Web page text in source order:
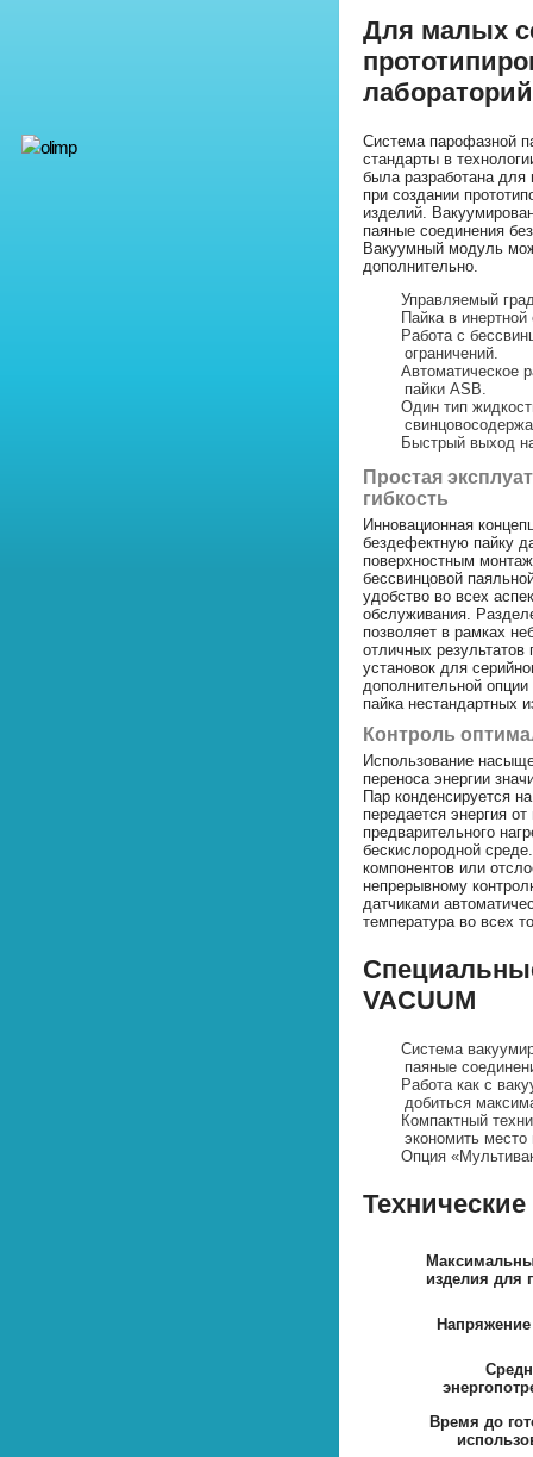
Для малых
лабораторий
Система парофазной
стандарты в
была разработана для
при создании
изделий.
паяные соединения
Вакуумный модуль
дополнительно.
Управляемый
Пайка в инертной
Работа с
ограничений.
Автоматическое
пайки ASB.
Один тип
Быстрый выход
Простая
гибкость
Инновационная
бездефектную пайку
поверхностным
бессвинцовой
удобство во всех
обслуживания.
позволяет в рамках
отличных
установок для
дополнительной опции
пайка нестандартных
Контроль
Использование
переноса энергии
Пар конденсируется
передается энергия
предварительного
бескислородной
компонентов или
непрерывному
датчиками
температура во всех
VACUUM
Система
паяные
Работа как с
добиться
Компактный
экономить место
Опция
изделия для
Время до